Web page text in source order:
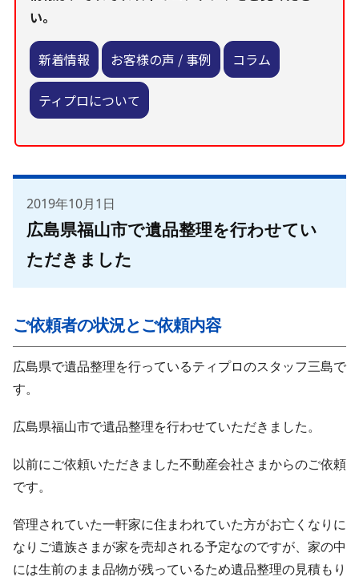
い。
新着情報 お客様の声 / 事例 コラム
ティプロについて
2019年10月1日
広島県福山市で遺品整理を行わせてい
ただきました
ご依頼者の状況とご依頼内容
広島県で遺品整理を行っているティプロのスタッフ三島で
す。
広島県福山市で遺品整理を行わせていただきました。
以前にご依頼いただきました不動産会社さまからのご依頼
です。
管理されていた一軒家に住まわれていた方がお亡くなりに
なりご遺族さまが家を売却される予定なのですが、家の中
には生前のまま品物が残っているため遺品整理の見積もり